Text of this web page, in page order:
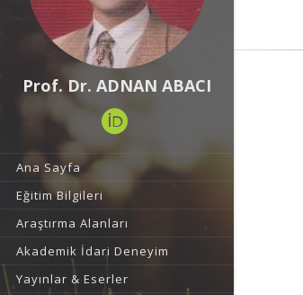
Prof. Dr. ADNAN ABACI
Ana Sayfa
Eğitim Bilgileri
Araştırma Alanları
Akademik İdari Deneyim
Yayınlar & Eserler